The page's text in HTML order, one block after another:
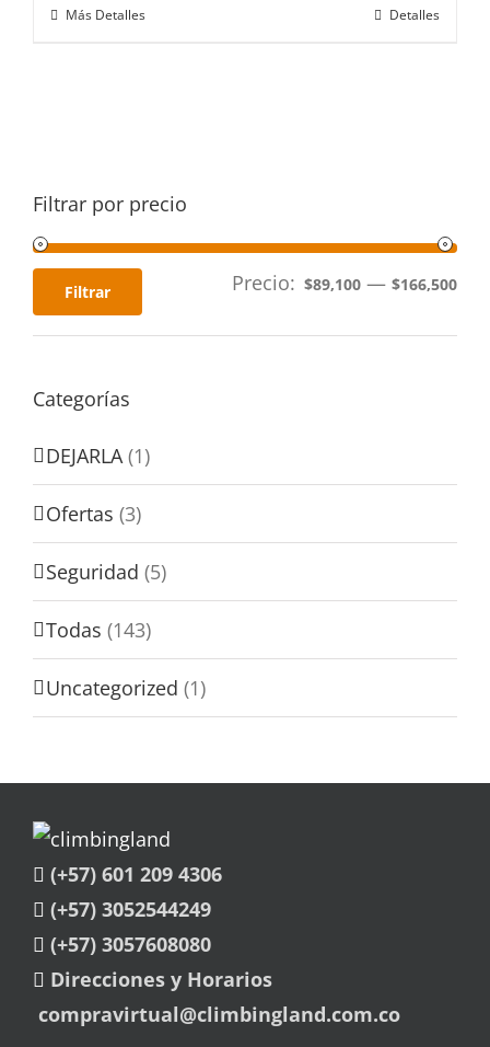
Más Detalles Detalles
Filtrar por precio
Filtrar Precio: $89,100 — $166,500
Categorías
DEJARLA (1)
Ofertas (3)
Seguridad (5)
Todas (143)
Uncategorized (1)
(+57) 601 209 4306
(+57) 3052544249
(+57) 3057608080
Direcciones y Horarios
compravirtual@climbingland.com.co